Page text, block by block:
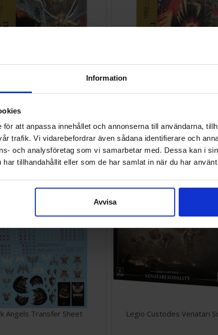
Information
att anpassa innehållet och annonserna till användarna,
trafik. Vi vidarebefordrar även sådana identifierare och
och analysföretag som vi samarbetar med. Dessa kan i
har tillhandahållit eller som de har samlat in när du har
Avvisa
End and The Death Vol 2
(Paperback)
Väntas in:
The End and the Death
(Paperback)
111 SEK
Angels Transfer Sheet Legio Custodes Venatari